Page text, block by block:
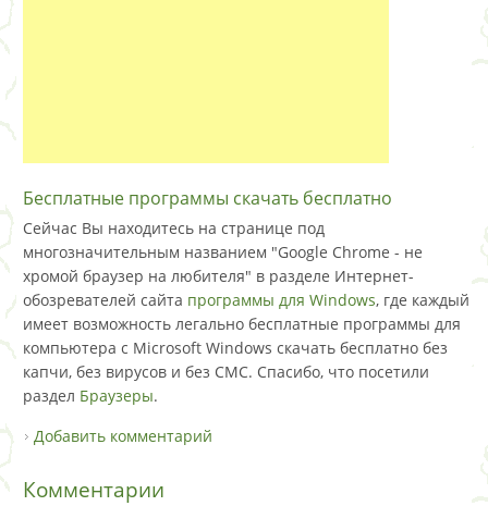
Бесплатные программы скачать бесплатно
Сейчас Вы находитесь на странице под
многозначительным названием "Google Chrome - не
хромой браузер на любителя" в разделе Интернет-
обозревателей сайта программы для Windows, где каждый
имеет возможность легально бесплатные программы для
компьютера с Microsoft Windows скачать бесплатно без
капчи, без вирусов и без СМС. Спасибо, что посетили
раздел Браузеры.
Добавить комментарий
Комментарии